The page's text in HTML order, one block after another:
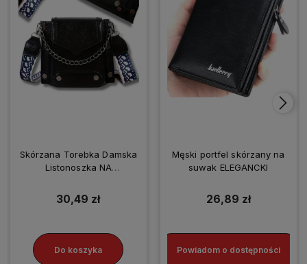
Skórzana Torebka Damska
Listonoszka NA
30,49 zł
Do koszyka
Męski portfel skórzany na
suwak ELEGANCKI
26,89 zł
Powiadom o dostępności